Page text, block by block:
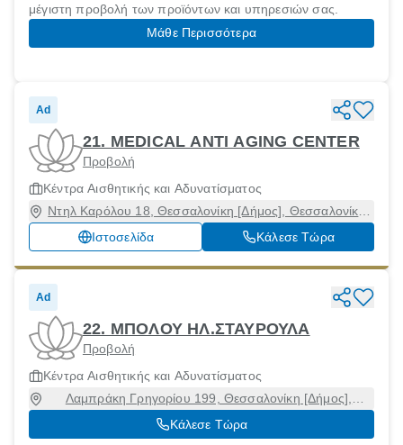
μέγιστη προβολή των προϊόντων και υπηρεσιών σας.
Μάθε Περισσότερα
Ad
21. MEDICAL ANTI AGING CENTER
Προβολή
Κέντρα Αισθητικής και Αδυνατίσματος
Ντηλ Καρόλου 18, Θεσσαλονίκη [Δήμος], Θεσσαλονίκη,
54623
Ιστοσελίδα Κάλεσε Τώρα
Ad
22. ΜΠΟΛΟΥ ΗΛ.ΣΤΑΥΡΟΥΛΑ
Προβολή
Κέντρα Αισθητικής και Αδυνατίσματος
Λαμπράκη Γρηγορίου 199, Θεσσαλονίκη [Δήμος],
Θεσσαλονίκη, 54352
Κάλεσε Τώρα